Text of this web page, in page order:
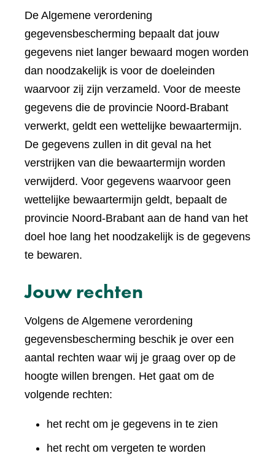
De Algemene verordening
gegevensbescherming bepaalt dat jouw
gegevens niet langer bewaard mogen worden
dan noodzakelijk is voor de doeleinden
waarvoor zij zijn verzameld. Voor de meeste
gegevens die de provincie Noord-Brabant
verwerkt, geldt een wettelijke bewaartermijn.
De gegevens zullen in dit geval na het
verstrijken van die bewaartermijn worden
verwijderd. Voor gegevens waarvoor geen
wettelijke bewaartermijn geldt, bepaalt de
provincie Noord-Brabant aan de hand van het
doel hoe lang het noodzakelijk is de gegevens
te bewaren.
Jouw rechten
Volgens de Algemene verordening
gegevensbescherming beschik je over een
aantal rechten waar wij je graag over op de
hoogte willen brengen. Het gaat om de
volgende rechten:
het recht om je gegevens in te zien
het recht om vergeten te worden